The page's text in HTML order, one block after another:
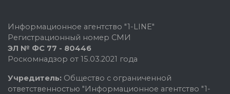
Информационное агентство "1-LINE"
Регистрационный номер СМИ
ЭЛ № ФС 77 - 80446
Роскомнадзор от 15.03.2021 года
Учредитель: Общество с ограниченной
ответственностью "Информационное агентство "1-